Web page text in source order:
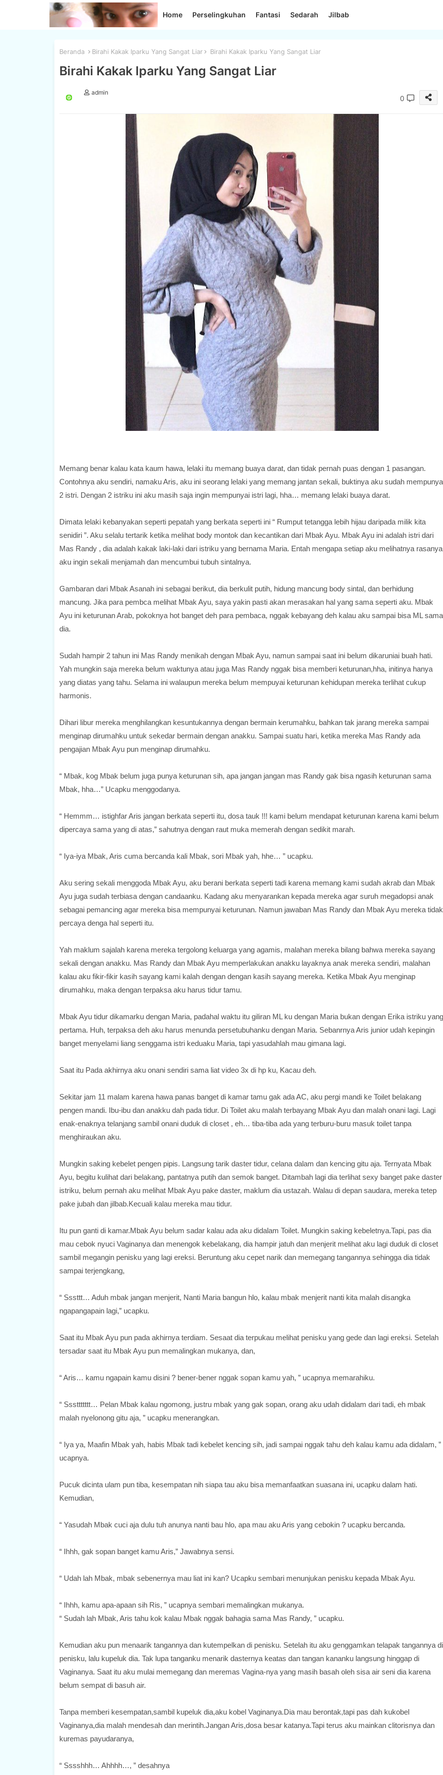
Home Perselingkuhan Fantasi Sedarah Jilbab
Beranda Birahi Kakak Iparku Yang Sangat Liar Birahi Kakak Iparku Yang Sangat Liar
Birahi Kakak Iparku Yang Sangat Liar
admin
0
Memang benar kalau kata kaum hawa, lelaki itu memang buaya darat, dan tidak pernah puas dengan 1 pasangan.
Contohnya aku sendiri, namaku Aris, aku ini seorang lelaki yang memang jantan sekali, buktinya aku sudah
2 istri. Dengan 2 istriku ini aku masih saja ingin mempunyai istri lagi, hha… memang lelaki buaya darat.
Dimata lelaki kebanyakan seperti pepatah yang berkata seperti ini “ Rumput tetangga lebih hijau daripada milik kita
senidiri ”. Aku selalu tertarik ketika melihat body montok dan kecantikan dari Mbak Ayu. Mbak Ayu ini adalah istri dari
Mas Randy , dia adalah kakak laki-laki dari istriku yang bernama Maria. Entah mengapa setiap aku melihatnya rasanya
aku ingin sekali menjamah dan mencumbui tubuh sintalnya.
Gambaran dari Mbak Asanah ini sebagai berikut, dia berkulit putih, hidung mancung body sintal, dan berhidung
mancung. Jika para pembca melihat Mbak Ayu, saya yakin pasti akan merasakan hal yang sama seperti aku. Mbak
Ayu ini keturunan Arab, pokoknya hot banget deh para pembaca, nggak kebayang deh kalau aku sampai bisa ML sama
dia.
Sudah hampir 2 tahun ini Mas Randy menikah dengan Mbak Ayu, namun sampai saat ini belum dikaruniai buah hati.
Yah mungkin saja mereka belum waktunya atau juga Mas Randy nggak bisa memberi keturunan,hha, initinya hanya
yang diatas yang tahu. Selama ini walaupun mereka belum mempuyai keturunan kehidupan mereka terlihat cukup
harmonis.
Dihari libur mereka menghilangkan kesuntukannya dengan bermain kerumahku, bahkan tak jarang mereka sampai
menginap dirumahku untuk sekedar bermain dengan anakku. Sampai suatu hari, ketika mereka Mas Randy ada
pengajian Mbak Ayu pun menginap dirumahku.
“ Mbak, kog Mbak belum juga punya keturunan sih, apa jangan jangan mas Randy gak bisa ngasih keturunan sama
Mbak, hha…” Ucapku menggodanya.
“ Hemmm… istighfar Aris jangan berkata seperti itu, dosa tauk !!! kami belum mendapat keturunan karena kami belum
dipercaya sama yang di atas,” sahutnya dengan raut muka memerah dengan sedikit marah.
“ Iya-iya Mbak, Aris cuma bercanda kali Mbak, sori Mbak yah, hhe… ” ucapku.
Aku sering sekali menggoda Mbak Ayu, aku berani berkata seperti tadi karena memang kami sudah akrab dan Mbak
Ayu juga sudah terbiasa dengan candaanku. Kadang aku menyarankan kepada mereka agar suruh megadopsi anak
sebagai pemancing agar mereka bisa mempunyai keturunan. Namun jawaban Mas Randy dan Mbak Ayu mereka tidak
percaya denga hal seperti itu.
Yah maklum sajalah karena mereka tergolong keluarga yang agamis, malahan mereka bilang bahwa mereka sayang
sekali dengan anakku. Mas Randy dan Mbak Ayu memperlakukan anakku layaknya anak mereka sendiri, malahan
kalau aku fikir-fikir kasih sayang kami kalah dengan dengan kasih sayang mereka. Ketika Mbak Ayu menginap
dirumahku, maka dengan terpaksa aku harus tidur tamu.
Mbak Ayu tidur dikamarku dengan Maria, padahal waktu itu giliran ML ku dengan Maria bukan dengan Erika istriku yang
pertama. Huh, terpaksa deh aku harus menunda persetubuhanku dengan Maria. Sebanrnya Aris junior udah kepingin
banget menyelami liang senggama istri keduaku Maria, tapi yasudahlah mau gimana lagi.
Saat itu Pada akhirnya aku onani sendiri sama liat video 3x di hp ku, Kacau deh.
Sekitar jam 11 malam karena hawa panas banget di kamar tamu gak ada AC, aku pergi mandi ke Toilet belakang
pengen mandi. Ibu-ibu dan anakku dah pada tidur. Di Toilet aku malah terbayang Mbak Ayu dan malah onani lagi. Lagi
enak-enaknya telanjang sambil onani duduk di closet , eh… tiba-tiba ada yang terburu-buru masuk toilet tanpa
menghiraukan aku.
Mungkin saking kebelet pengen pipis. Langsung tarik daster tidur, celana dalam dan kencing gitu aja. Ternyata Mbak
Ayu, begitu kulihat dari belakang, pantatnya putih dan semok banget. Ditambah lagi dia terlihat sexy banget pake daster
istriku, belum pernah aku melihat Mbak Ayu pake daster, maklum dia ustazah. Walau di depan saudara, mereka tetep
pake jubah dan jilbab.Kecuali kalau mereka mau tidur.
Itu pun ganti di kamar.Mbak Ayu belum sadar kalau ada aku didalam Toilet. Mungkin saking kebeletnya.Tapi, pas dia
mau cebok nyuci Vaginanya dan menengok kebelakang, dia hampir jatuh dan menjerit melihat aku lagi duduk di closet
sambil megangin penisku yang lagi ereksi. Beruntung aku cepet narik dan memegang tangannya sehingga dia tidak
sampai terjengkang,
“ Sssttt… Aduh mbak jangan menjerit, Nanti Maria bangun hlo, kalau mbak menjerit nanti kita malah disangka
ngapangapain lagi,” ucapku.
Saat itu Mbak Ayu pun pada akhirnya terdiam. Sesaat dia terpukau melihat penisku yang gede dan lagi ereksi. Setelah
tersadar saat itu Mbak Ayu pun memalingkan mukanya, dan,
“ Aris… kamu ngapain kamu disini ? bener-bener nggak sopan kamu yah, ” ucapnya memarahiku.
“ Sssttttttt… Pelan Mbak kalau ngomong, justru mbak yang gak sopan, orang aku udah didalam dari tadi, eh mbak
malah nyelonong gitu aja, ” ucapku menerangkan.
“ Iya ya, Maafin Mbak yah, habis Mbak tadi kebelet kencing sih, jadi sampai nggak tahu deh kalau kamu ada didalam, ”
ucapnya.
Pucuk dicinta ulam pun tiba, kesempatan nih siapa tau aku bisa memanfaatkan suasana ini, ucapku dalam hati.
Kemudian,
“ Yasudah Mbak cuci aja dulu tuh anunya nanti bau hlo, apa mau aku Aris yang cebokin ? ucapku bercanda.
“ Ihhh, gak sopan banget kamu Aris,” Jawabnya sensi.
“ Udah lah Mbak, mbak sebenernya mau liat ini kan? Ucapku sembari menunjukan penisku kepada Mbak Ayu.
“ Ihhh, kamu apa-apaan sih Ris, ” ucapnya sembari memalingkan mukanya.
“ Sudah lah Mbak, Aris tahu kok kalau Mbak nggak bahagia sama Mas Randy, ” ucapku.
Kemudian aku pun menaarik tangannya dan kutempelkan di penisku. Setelah itu aku genggamkan telapak tangannya di
penisku, lalu kupeluk dia. Tak lupa tanganku menarik dasternya keatas dan tangan kananku langsung hinggap di
Vaginanya. Saat itu aku mulai memegang dan meremas Vagina-nya yang masih basah oleh sisa air seni dia karena
belum sempat di basuh air.
Tanpa memberi kesempatan,sambil kupeluk dia,aku kobel Vaginanya.Dia mau berontak,tapi pas dah kukobel
Vaginanya,dia malah mendesah dan merintih.Jangan Aris,dosa besar katanya.Tapi terus aku mainkan clitorisnya dan
kuremas payudaranya,
“ Sssshhh… Ahhhh…, ” desahnya